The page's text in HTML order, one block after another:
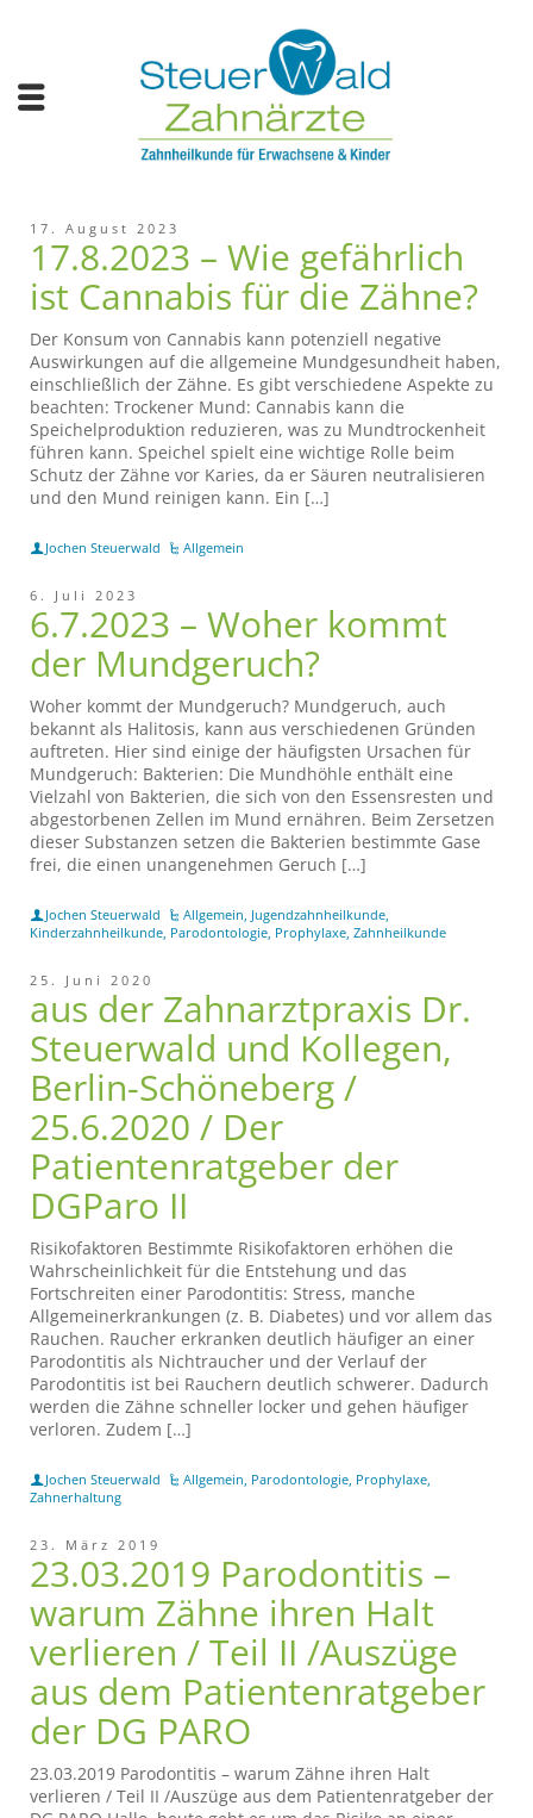
17. August 2023
17.8.2023 – Wie gefährlich
ist Cannabis für die Zähne?
Der Konsum von Cannabis kann potenziell negative
Auswirkungen auf die allgemeine Mundgesundheit haben,
einschließlich der Zähne. Es gibt verschiedene Aspekte zu
beachten: Trockener Mund: Cannabis kann die
Speichelproduktion reduzieren, was zu Mundtrockenheit
führen kann. Speichel spielt eine wichtige Rolle beim
Schutz der Zähne vor Karies, da er Säuren neutralisieren
und den Mund reinigen kann. Ein […]
Jochen Steuerwald Allgemein
6. Juli 2023
6.7.2023 – Woher kommt
der Mundgeruch?
Woher kommt der Mundgeruch? Mundgeruch, auch
bekannt als Halitosis, kann aus verschiedenen Gründen
auftreten. Hier sind einige der häufigsten Ursachen für
Mundgeruch: Bakterien: Die Mundhöhle enthält eine
Vielzahl von Bakterien, die sich von den Essensresten und
abgestorbenen Zellen im Mund ernähren. Beim Zersetzen
dieser Substanzen setzen die Bakterien bestimmte Gase
frei, die einen unangenehmen Geruch […]
Jochen Steuerwald Allgemein, Jugendzahnheilkunde,
Kinderzahnheilkunde, Parodontologie, Prophylaxe, Zahnheilkunde
25. Juni 2020
aus der Zahnarztpraxis Dr.
Steuerwald und Kollegen,
Berlin-Schöneberg /
25.6.2020 / Der
Patientenratgeber der
DGParo II
Risikofaktoren Bestimmte Risikofaktoren erhöhen die
Wahrscheinlichkeit für die Entstehung und das
Fortschreiten einer Parodontitis: Stress, manche
Allgemeinerkrankungen (z. B. Diabetes) und vor allem das
Rauchen. Raucher erkranken deutlich häufiger an einer
Parodontitis als Nichtraucher und der Verlauf der
Parodontitis ist bei Rauchern deutlich schwerer. Dadurch
werden die Zähne schneller locker und gehen häufiger
verloren. Zudem […]
Jochen Steuerwald Allgemein, Parodontologie, Prophylaxe,
Zahnerhaltung
23. März 2019
23.03.2019 Parodontitis –
warum Zähne ihren Halt
verlieren / Teil II /Auszüge
aus dem Patientenratgeber
der DG PARO
23.03.2019 Parodontitis – warum Zähne ihren Halt
verlieren / Teil II /Auszüge aus dem Patientenratgeber der